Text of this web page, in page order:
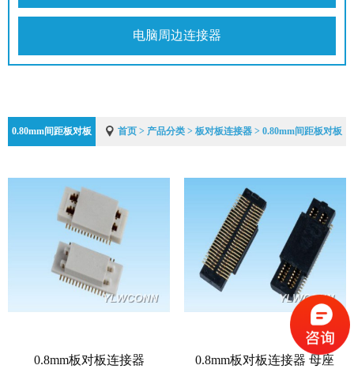
电脑周边连接器
0.80mm间距板对板 首页 > 产品分类 > 板对板连接器 > 0.80mm间距板对板
0.8mm板对板连接器 0.8mm板对板连接器 母座